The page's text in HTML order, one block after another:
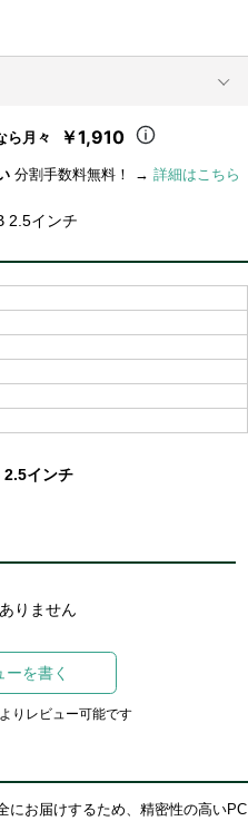
ら月々 ￥1,910
分割手数料無料！ → 詳細はこちら
2.5インチ
インチ
りません
を書く
りレビュー可能です
にお届けするため、精密性の高いPC